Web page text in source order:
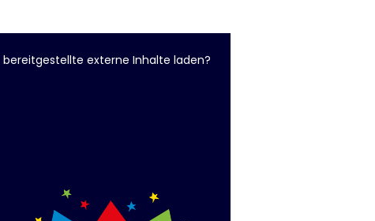
bereitgestellte externe Inhalte laden?